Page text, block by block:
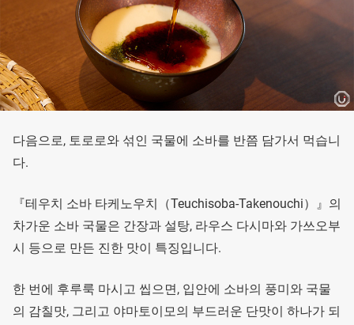
다음으로, 토로로와 섞인 국물에 소바를 반쯤 담가서 먹습니
다.
『테우치 소바 타케노우치（Teuchisoba-Takenouchi）』의
차가운 소바 국물은 간장과 설탕, 라우스 다시마와 가쓰오부
시 등으로 만든 진한 맛이 특징입니다.
한 번에 후루룩 마시고 씹으면, 입안에 소바의 풍미와 국물
의 감칠맛, 그리고 야마토이모의 부드러운 단맛이 하나가 되